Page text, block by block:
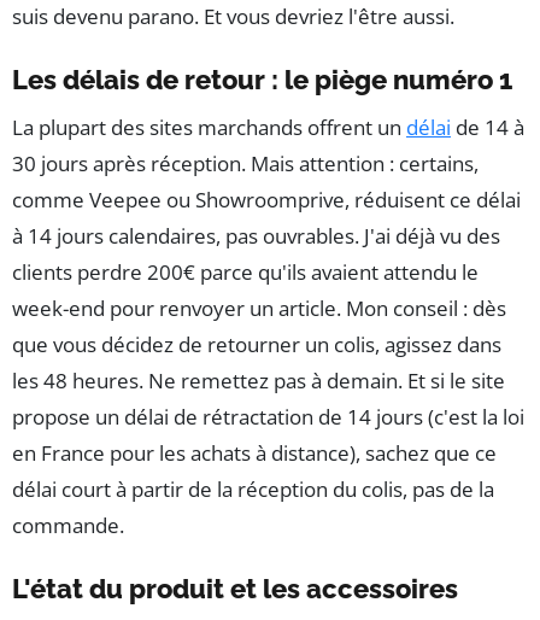
suis devenu parano. Et vous devriez l'être aussi.
Les délais de retour : le piège numéro 1
La plupart des sites marchands offrent un délai de 14 à
30 jours après réception. Mais attention : certains,
comme Veepee ou Showroomprive, réduisent ce délai
à 14 jours calendaires, pas ouvrables. J'ai déjà vu des
clients perdre 200€ parce qu'ils avaient attendu le
week-end pour renvoyer un article. Mon conseil : dès
que vous décidez de retourner un colis, agissez dans
les 48 heures. Ne remettez pas à demain. Et si le site
propose un délai de rétractation de 14 jours (c'est la loi
en France pour les achats à distance), sachez que ce
délai court à partir de la réception du colis, pas de la
commande.
L'état du produit et les accessoires